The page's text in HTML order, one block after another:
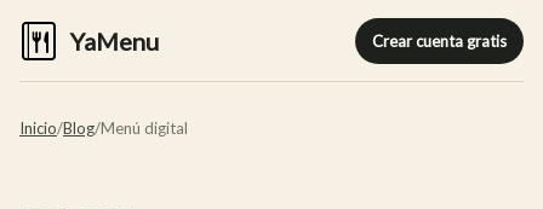
YaMenu Crear cuenta gratis
Inicio/Blog/Menú digital